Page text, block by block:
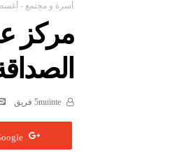
أسرة و مجتمع - أغسطس
مركز